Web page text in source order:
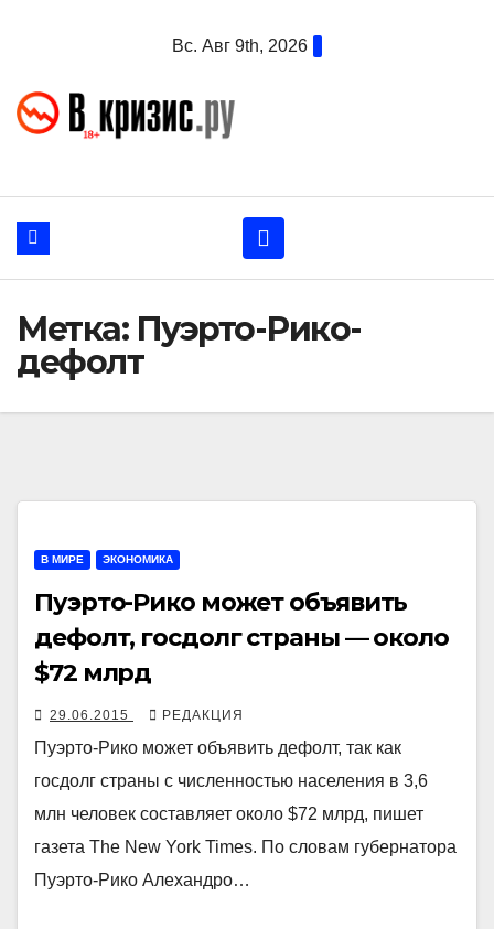
Вс. Авг 9th, 2026
Метка: Пуэрто-Рико-
дефолт
В МИРЕ ЭКОНОМИКА
Пуэрто-Рико может объявить
дефолт, госдолг страны — около
$72 млрд
29.06.2015 РЕДАКЦИЯ
Пуэрто-Рико может объявить дефолт, так как
госдолг страны с численностью населения в 3,6
млн человек составляет около $72 млрд, пишет
газета The New York Times. По словам губернатора
Пуэрто-Рико Алехандро…